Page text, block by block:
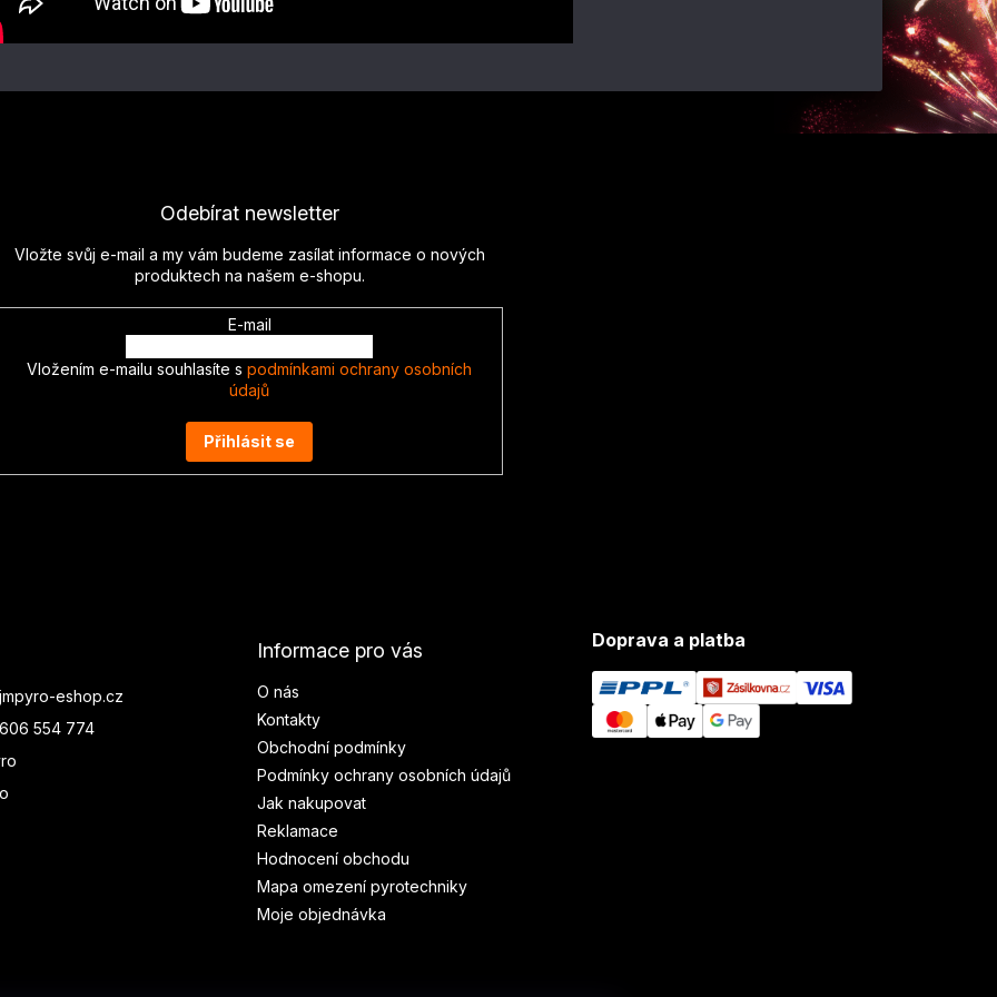
Odebírat newsletter
Vložte svůj e-mail a my vám budeme zasílat informace o nových
produktech na našem e-shopu.
E-mail
Vložením e-mailu souhlasíte s podmínkami ochrany osobních
údajů
Přihlásit se
jmpyro-eshop.cz
554 774
Informace pro vás
O nás
Kontakty
Obchodní podmínky
Podmínky ochrany osobních údajů
Jak nakupovat
Reklamace
Hodnocení obchodu
Mapa omezení pyrotechniky
Moje objednávka
Doprava a platba